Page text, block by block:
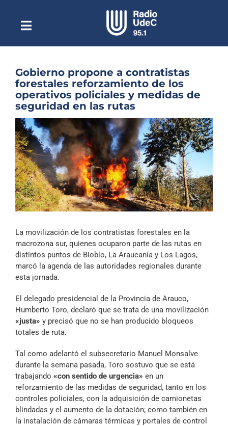
contenidoToggle
NavigationEscuchar Radio UdeC en vivo
Quiénes Somos
Programación
Podcast
Noticias
Reportajes
Columnas
Música Clásica
Especiales
Archivo Sonoro
Gobierno propone a contratistas
forestales reforzamiento de los
operativos policiales y medidas de
seguridad en las rutas
Ver
imagen
más
grande
La movilización de los contratistas forestales en la
macrozona sur, quienes ocuparon parte de las rutas en
distintos puntos de Biobío, La Araucanía y Los Lagos,
marcó la agenda de las autoridades regionales durante
esta jornada.
El delegado presidencial de la Provincia de Arauco,
Humberto Toro, declaró que se trata de una movilización
«justa» y precisó que no se han producido bloqueos
totales de ruta.
Tal como adelantó el subsecretario Manuel Monsalve
durante la semana pasada, Toro sostuvo que se está
trabajando «con sentido de urgencia» en un
reforzamiento de las medidas de seguridad, tanto en los
controles policiales, con la adquisición de camionetas
blindadas y el aumento de la dotación; como también en
la instalación de cámaras térmicas y portales de control